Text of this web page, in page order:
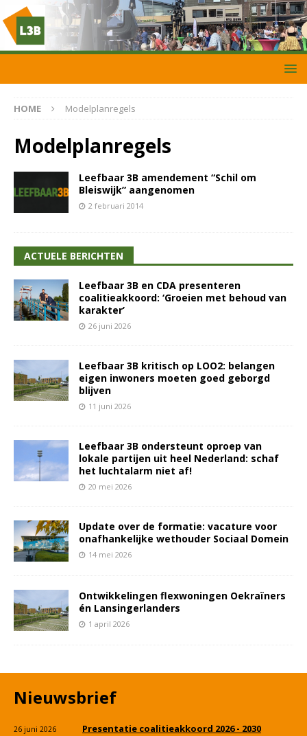
HOME Modelplanregels
Modelplanregels
Leefbaar 3B amendement “Schil om
Bleiswijk” aangenomen
2 februari 2014
ACTUELE BERICHTEN
Leefbaar 3B en CDA presenteren
coalitieakkoord: ‘Groeien met behoud van
karakter’
26 juni 2026
Leefbaar 3B kritisch op LOO2: belangen
eigen inwoners moeten goed geborgd
blijven
11 juni 2026
Leefbaar 3B ondersteunt oproep van
lokale partijen uit heel Nederland: schaf
het luchtalarm niet af!
20 mei 2026
Update over de formatie: vacature voor
onafhankelijke wethouder Sociaal Domein
14 mei 2026
Ontwikkelingen flexwoningen Oekraïners
én Lansingerlanders
1 april 2026
Nieuwsbrief
26 juni 2026 Presentatie coalitieakkoord 2026 - 2030